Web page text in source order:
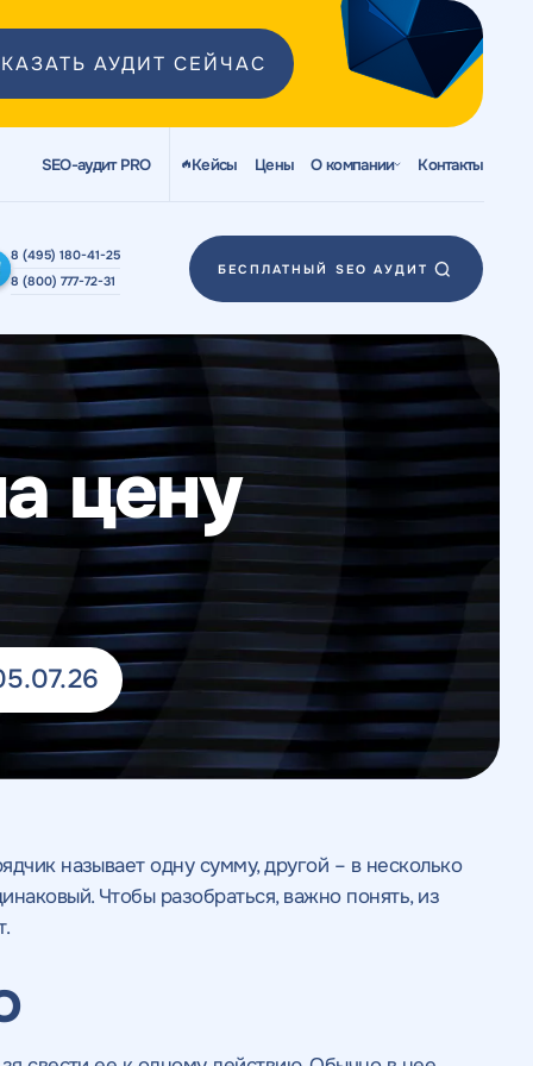
АУДИТ СЕЙЧАС
SEO-аудит PRO Кейсы Цены О компании Контакты
8 (495) 180-41-25
8 (800) 777-72-31
БЕСПЛАТНЫЙ SEO АУДИТ
цену
называет одну сумму, другой – в несколько
Чтобы разобраться, важно понять, из